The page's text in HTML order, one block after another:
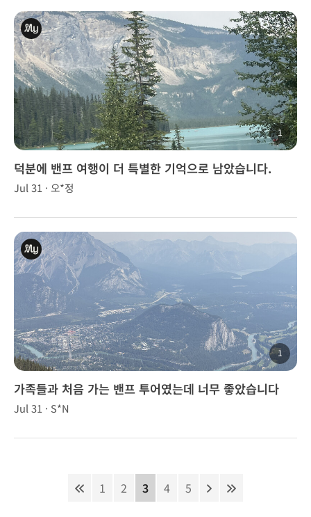
1
덕분에 밴프 여행이 더 특별한 기억으로 남았습니다.
Jul 31 · 오*정
1
가족들과 처음 가는 밴프 투어였는데 너무 좋았습니다
~⛰️💗
Jul 31 · S*N
1 2 3 4 5